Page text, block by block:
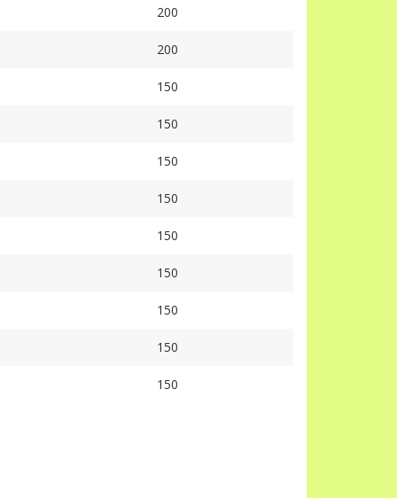
200
200
150
150
150
150
150
150
150
150
150